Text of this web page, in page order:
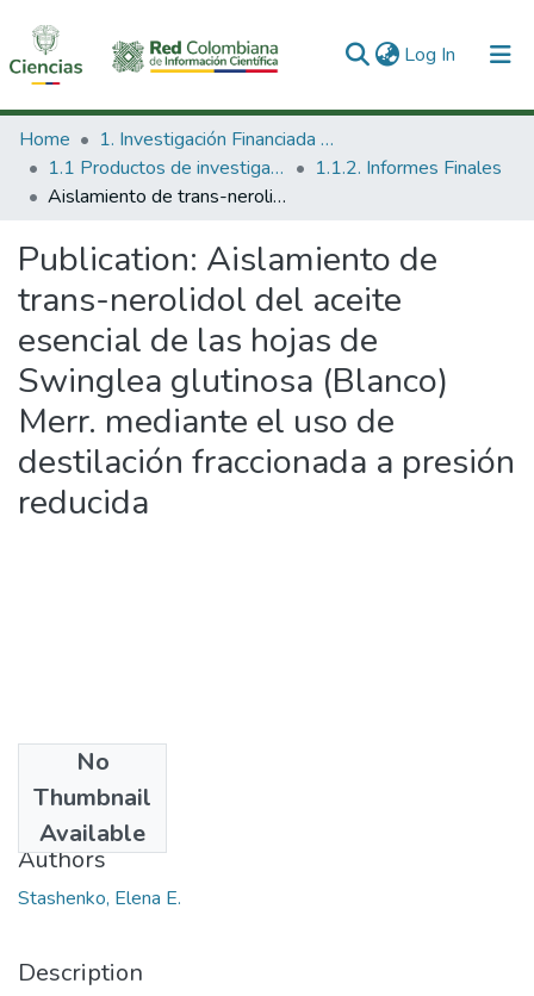
Log In (current)
Communities & Collections
All of DSpace
Home
1. Investigación Financiada con Recursos Públicos
1.1 Productos de investigación
1.1.2. Informes Finales
Aislamiento de trans-nerolidol del aceite esencial de las hojas de Swinglea glutinosa (Blanco) Merr. mediante el uso de destilación fraccionada a presión reducida
Publication: Aislamiento de
trans-nerolidol del aceite
esencial de las hojas de
Swinglea glutinosa (Blanco)
Merr. mediante el uso de
destilación fraccionada a presión
reducida
No
Thumbnail
Available
2014
Authors
Stashenko, Elena E.
Description